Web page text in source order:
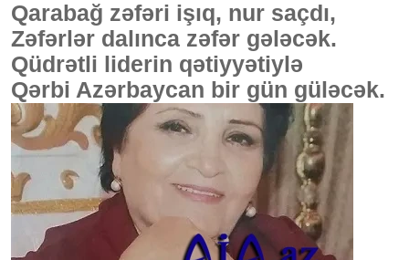
Qarabağ zəfəri işıq, nur saçdı,
Zəfərlər dalınca zəfər gələcək.
Qüdrətli liderin qətiyyətiylə
Qərbi Azərbaycan bir gün güləcək.